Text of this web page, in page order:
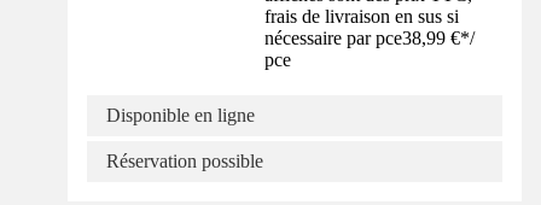
frais de livraison en sus si
nécessaire par pce38,99 €*/
pce
Disponible en ligne
Réservation possible